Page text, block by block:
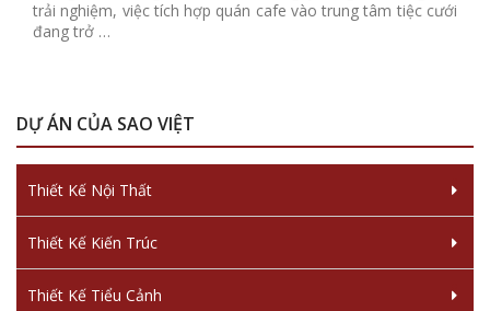
trải nghiệm, việc tích hợp quán cafe vào trung tâm tiệc cưới
đang trở …
DỰ ÁN CỦA SAO VIỆT
Thiết Kế Nội Thất
Thiết Kế Kiến Trúc
Thiết Kế Tiểu Cảnh